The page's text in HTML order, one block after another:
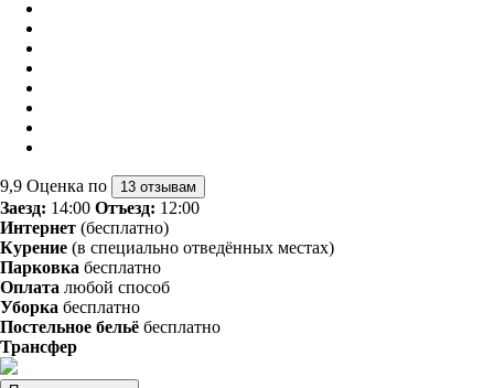
9,9 Оценка по 13 отзывам
Заезд: 14:00 Отъезд: 12:00
Интернет (бесплатно)
Курение (в специально отведённых местах)
Парковка бесплатно
Оплата любой способ
Уборка бесплатно
Постельное бельё бесплатно
Трансфер